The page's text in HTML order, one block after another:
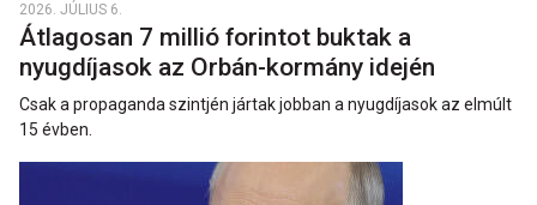
2026. JÚLIUS 6.
Átlagosan 7 millió forintot buktak a
nyugdíjasok az Orbán-kormány idején
Csak a propaganda szintjén jártak jobban a nyugdíjasok az elmúlt
15 évben.